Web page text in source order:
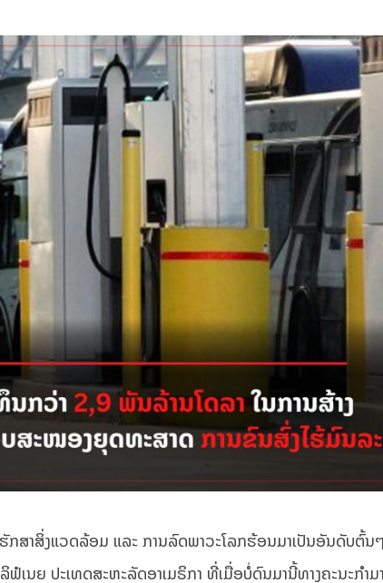
ສາສິ່ງແວດລ້ອມ ແລະ ການລົດພາວະໂລກຮ້ອນມາເປັນອັນດັບຕົ້ນ
ເນຍ ປະເທດສະຫະລັດອາເມຣິກາ ທີ່ເມື່ອບໍ່ດົນມານີ້ທາງຄະນະກຳມ